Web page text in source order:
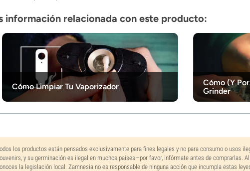
información relacionada con este producto:
Cómo Limpiar Tu Vaporizador
Cómo (Y
Grinder
los productos están pensados exclusivamente para fines legales y no para consumo o usos
y su germinación es ilegal en muchos países—por favor, infórmate antes de comprarlas.
la legislación local. Zamnesia no es responsable de ninguna acción que incumpla estas